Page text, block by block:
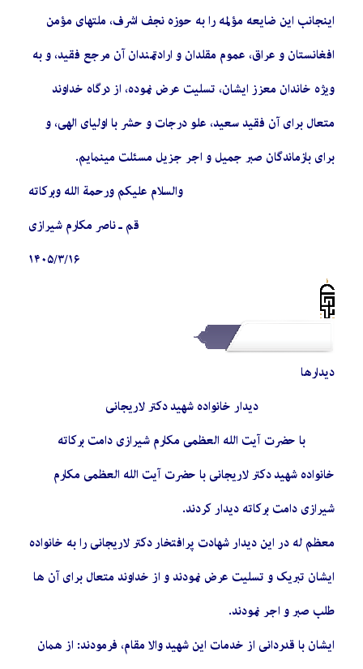
اینجانب این ضایعه مؤلمه را به حوزه نجف اشرف، ملتهای مؤمن
افغانستان و عراق، عموم مقلدان و ارادتمندان آن مرجع فقید، و به
ویژه خاندان معزز ایشان، تسلیت عرض نموده، از درگاه خداوند
متعال برای آن فقید سعید، علو درجات و حشر با اولیای الهی، و
برای بازماندگان صبر جمیل و اجر جزیل مسئلت مینمایم.
والسلام علیکم ورحمة الله وبرکاته
قم ـ ناصر مکارم شیرازی
۱۴۰۵/۳/۱۶
دیدارها
دیدار خانواده شهید دکتر لاریجانی
با حضرت آیت الله العظمی مکارم شیرازی دامت برکاته
خانواده شهید دکتر لاریجانی با حضرت آیت الله العظمی مکارم
شیرازی دامت برکاته دیدار کردند.
معظم له در این دیدار شهادت پرافتخار دکتر لاریجانی را به خانواده
ایشان تبریک و تسلیت عرض نمودند و از خداوند متعال برای آن ها
طلب صبر و اجر نمودند.
ایشان با قدردانی از خدمات این شهید والا مقام، فرمودند: از همان